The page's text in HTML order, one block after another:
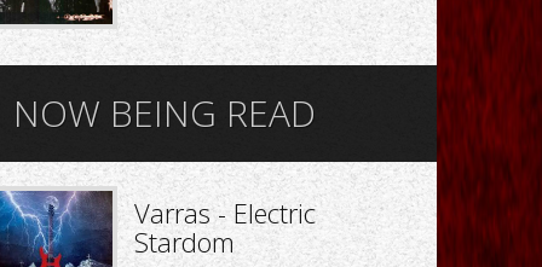
NOW BEING READ
Varras - Electric
Stardom